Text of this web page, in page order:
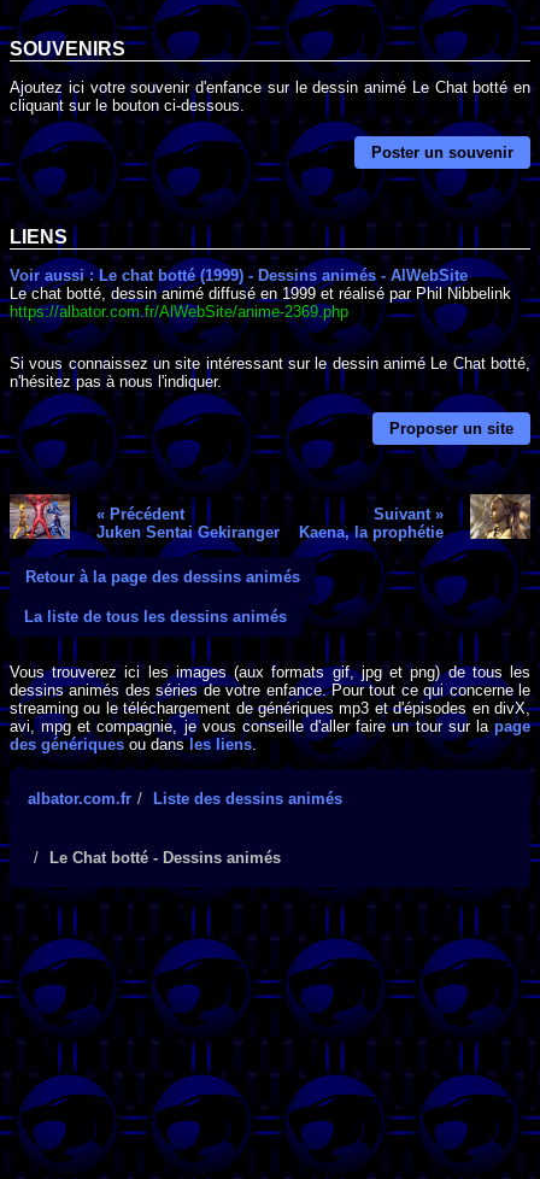
SOUVENIRS
Ajoutez ici votre souvenir d'enfance sur le dessin animé Le Chat botté en
cliquant sur le bouton ci-dessous.
Poster un souvenir
LIENS
Voir aussi : Le chat botté (1999) - Dessins animés - AlWebSite
Le chat botté, dessin animé diffusé en 1999 et réalisé par Phil Nibbelink
https://albator.com.fr/AlWebSite/anime-2369.php
Si vous connaissez un site intéressant sur le dessin animé Le Chat botté,
n'hésitez pas à nous l'indiquer.
Proposer un site
« Précédent
Juken Sentai Gekiranger
Suivant »
Kaena, la prophétie
Retour à la page des dessins animés
La liste de tous les dessins animés
Vous trouverez ici les images (aux formats gif, jpg et png) de tous les
dessins animés des séries de votre enfance. Pour tout ce qui concerne le
streaming ou le téléchargement de génériques mp3 et d'épisodes en divX,
avi, mpg et compagnie, je vous conseille d'aller faire un tour sur lapage
des génériques ou dansles liens.
albator.com.fr Liste des dessins animés
Le Chat botté - Dessins animés